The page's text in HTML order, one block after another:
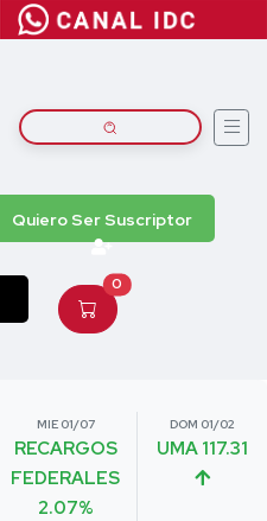
Quiero Ser Suscriptor
0
MIE 01/07
RECARGOS
FEDERALES
2.07%
DOM 01/02
UMA 117.31